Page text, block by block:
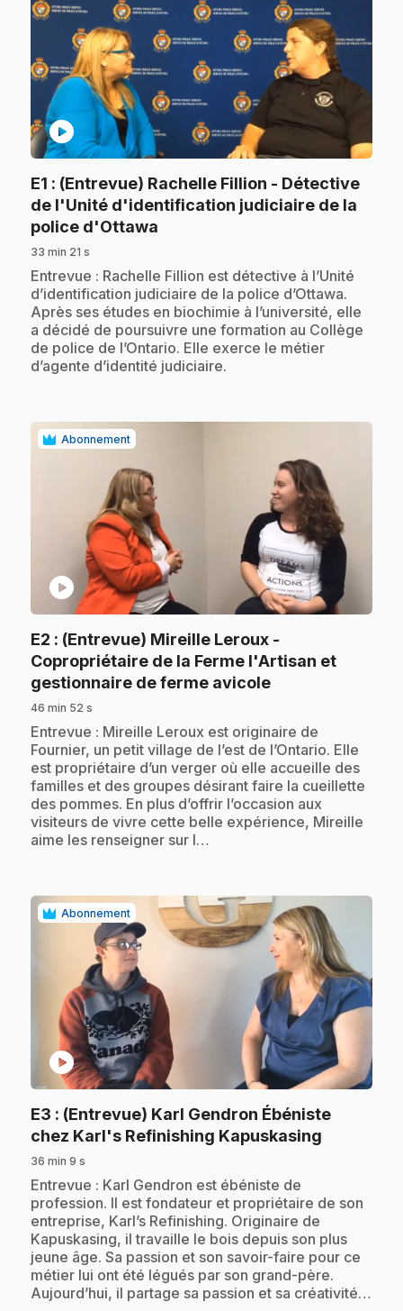
play_circle
E1 : (Entrevue) Rachelle Fillion - Détective
de l'Unité d'identification judiciaire de la
police d'Ottawa
33 min 21 s
.Entrevue : Rachelle Fillion est détective à l’Unité
d’identification judiciaire de la police d’Ottawa.
Après ses études en biochimie à l’université, elle
a décidé de poursuivre une formation au Collège
de police de l’Ontario. Elle exerce le métier
d’agente d’identité judiciaire.
Abonnement
play_circle
E2 : (Entrevue) Mireille Leroux -
Copropriétaire de la Ferme l'Artisan et
gestionnaire de ferme avicole.
46 min 52 s
.Entrevue : Mireille Leroux est originaire de
Fournier, un petit village de l’est de l’Ontario. Elle
est propriétaire d’un verger où elle accueille des
familles et des groupes désirant faire la cueillette
des pommes. En plus d’offrir l’occasion aux
visiteurs de vivre cette belle expérience, Mireille
aime les renseigner sur l…
Abonnement
play_circle
E3 : (Entrevue) Karl Gendron Ébéniste
chez Karl's Refinishing Kapuskasing
36 min 9 s
.Entrevue : Karl Gendron est ébéniste de
profession. Il est fondateur et propriétaire de son
entreprise, Karl’s Refinishing. Originaire de
Kapuskasing, il travaille le bois depuis son plus
jeune âge. Sa passion et son savoir-faire pour ce
métier lui ont été légués par son grand-père.
Aujourd’hui, il partage sa passion et sa créativité…